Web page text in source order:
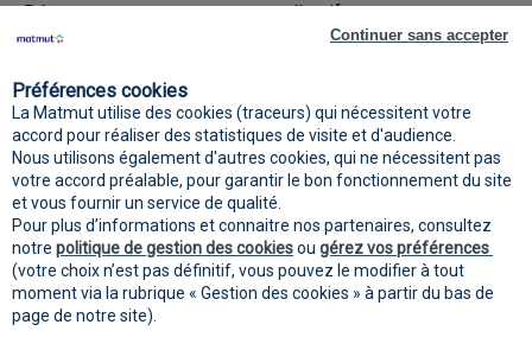
Découvrez nos engagements collectifs
sociaux
Mentions
Protection des données
Préférences cookies
La Matmut utilise des cookies (traceurs) qui nécessitent votre
accord pour réaliser des statistiques de visite et d'audience.
Nous utilisons également d'autres cookies, qui ne nécessitent pas
votre accord préalable, pour garantir le bon fonctionnement du site
et vous fournir un service de qualité.
Pour plus d’informations et connaitre nos partenaires, consultez
notre politique de gestion des cookiesou gérez vos préférences
(votre choix n’est pas définitif, vous pouvez le modifier à tout
moment via la rubrique « Gestion des cookies » à partir du bas de
page de notre site).
Continuer sans accepter